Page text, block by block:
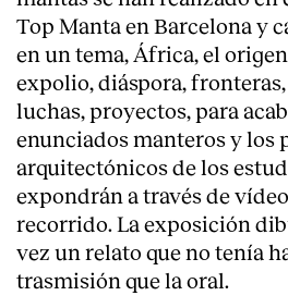
Top Manta en Barcelona y
en un tema, África, el
expolio, diáspora,
luchas, proyectos, para
enunciados manteros y los
arquitectónicos de los
expondrán a través de
recorrido. La exposición
vez un relato que no tenía
trasmisión que la oral.